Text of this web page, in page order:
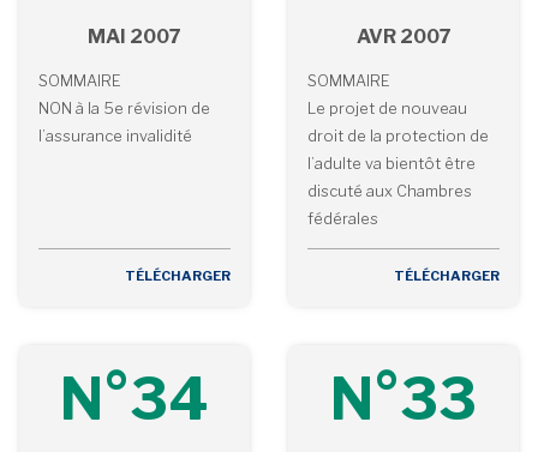
MAI 2007
SOMMAIRE
NON à la 5e révision de
l’assurance invalidité
TÉLÉCHARGER
AVR 2007
SOMMAIRE
Le projet de nouveau
droit de la protection de
l’adulte va bientôt être
discuté aux Chambres
fédérales
TÉLÉCHARGER
N°34 N°33